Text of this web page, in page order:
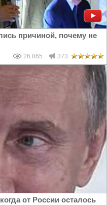
причиной, почему не
26 865 373
от России осталось